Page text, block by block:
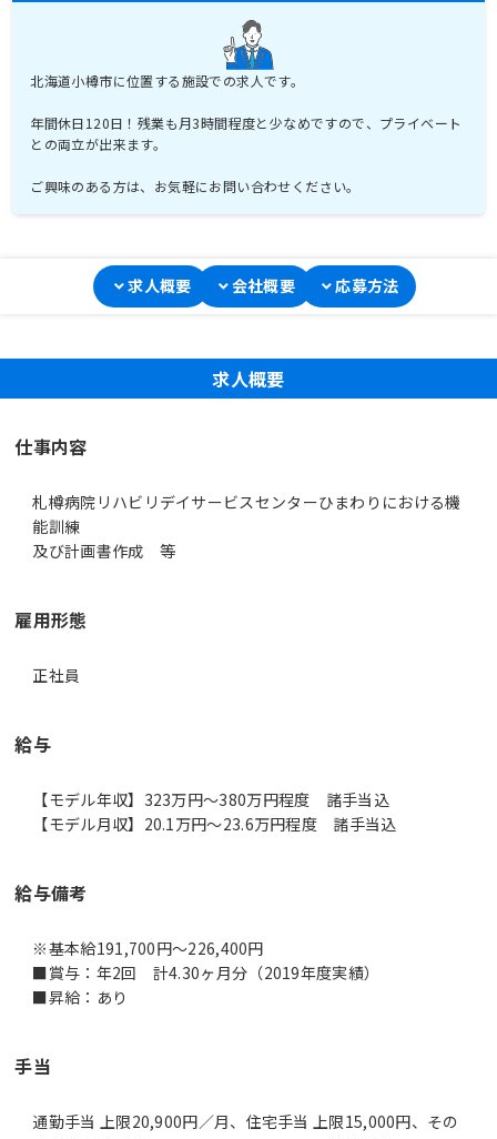
北海道小樽市に位置する施設での求人です。
年間休日120日！残業も月3時間程度と少なめですので、プライベート
との両立が出来ます。
ご興味のある方は、お気軽にお問い合わせください。
求人概要 会社概要 応募方法
求人概要
仕事内容
札樽病院リハビリデイサービスセンターひまわりにおける機
能訓練
及び計画書作成 等
雇用形態
正社員
給与
【モデル年収】323万円〜380万円程度 諸手当込
【モデル月収】20.1万円〜23.6万円程度 諸手当込
給与備考
※基本給191,700円～226,400円
■賞与：年2回 計4.30ヶ月分（2019年度実績）
■昇給：あり
手当
通勤手当 上限20,900円／月、住宅手当 上限15,000円、その